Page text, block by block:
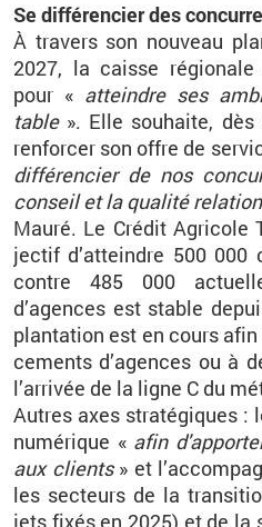
Se dif­fé­ren­cier des
À tra­vers son nou­veau
2027, la caisse
pour « at­teindre ses
table ». Elle sou­haite,
ren­for­cer son offre de
dif­fé­ren­cier de nos
conseil et la qua­lité
Mauré. Le Cré­dit Agri­cole
jec­tif d’at­teindre 500 000
contre 485
000
d’agences est stable
plan­ta­tion est en cours
ce­ments d’agences ou à
l’ar­ri­vée de la ligne C du
Autres axes stra­té­giques :
nu­mé­rique « afin
aux clients » et
les sec­teurs de la
jets fixés en 2025) et de la